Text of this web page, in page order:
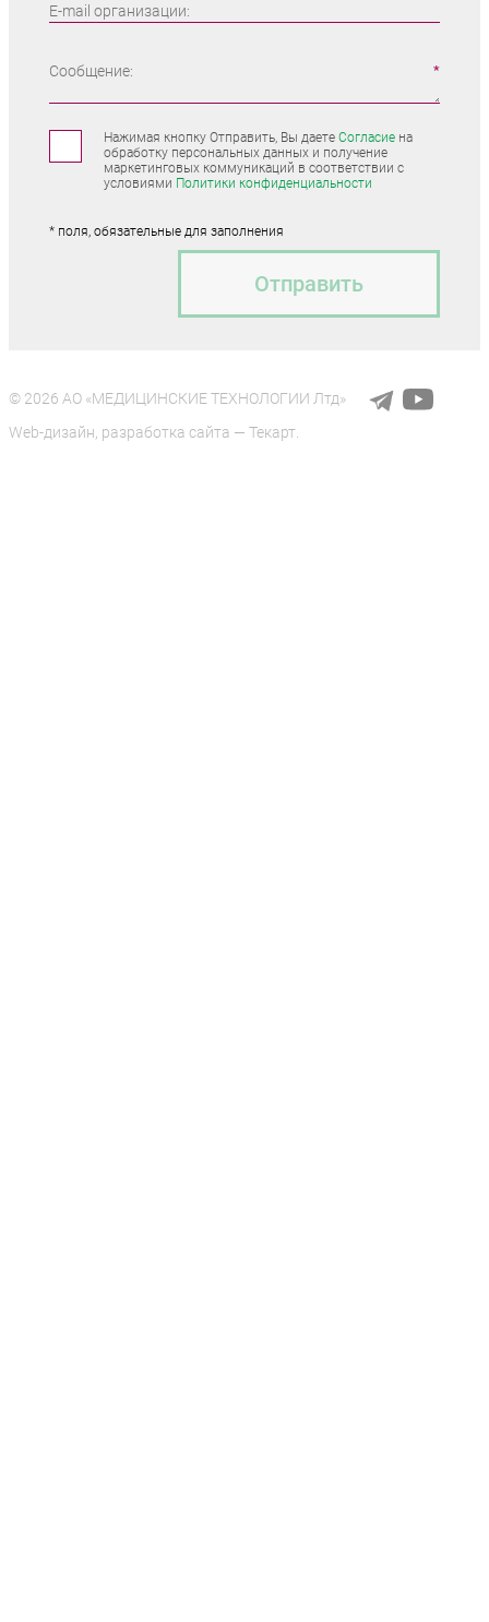
E-mail организации:
Сообщение:
Нажимая кнопку Отправить, Вы даете Согласиена
обработку персональных данных и получение
маркетинговых коммуникаций в соответствии с
условиями Политики конфиденциальности
* поля, обязательные для заполнения
Отправить
© 2026 АО «МЕДИЦИНСКИЕ ТЕХНОЛОГИИ Лтд»
Web-дизайн, разработка сайта — Текарт.